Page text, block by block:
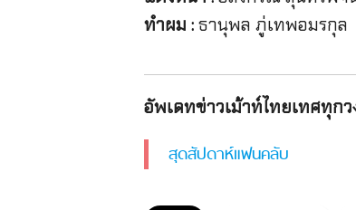
ทำผม :ธานุพล ภู่เทพอมรกุล
อัพเดทข่าวเม้าท์ไทยเทศทุก
สุดสัปดาห์แฟนคลับ